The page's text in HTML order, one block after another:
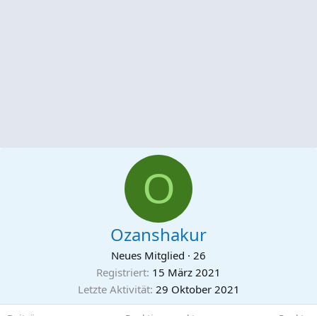
O
Ozanshakur
Neues Mitglied · 26
Registriert 15 März 2021
Letzte Aktivität 29 Oktober 2021